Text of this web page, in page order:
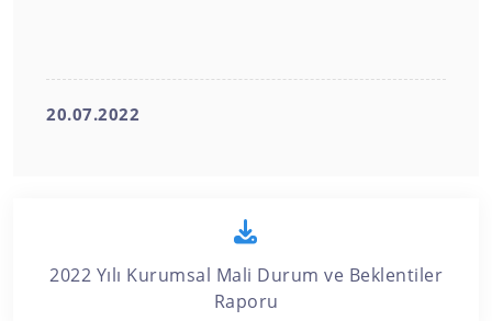
20.07.2022
2022 Yılı Kurumsal Mali Durum ve Beklentiler
Raporu